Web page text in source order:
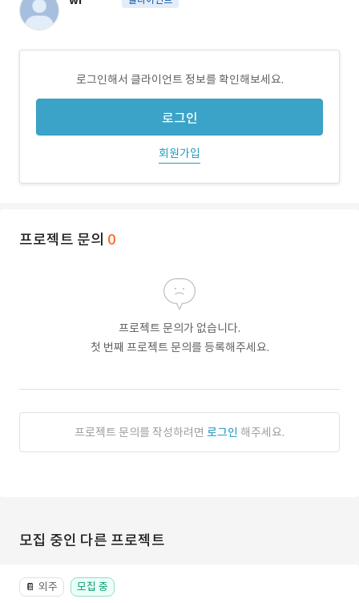
로그인해서 클라이언트 정보를 확인해보세요.
로그인
회원가입
프로젝트 문의 0
프로젝트 문의가 없습니다.
첫 번째 프로젝트 문의를 등록해주세요.
프로젝트 문의를 작성하려면 로그인 해주세요.
모집 중인 다른 프로젝트
📔 외주 모집 중